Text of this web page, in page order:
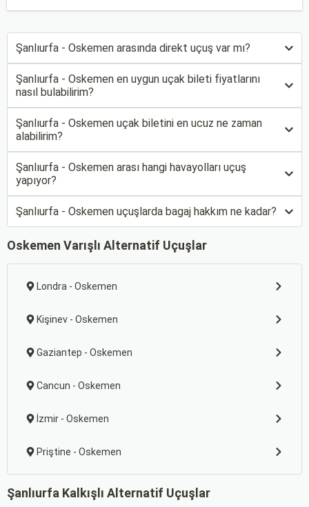
Şanlıurfa - Oskemen arasında direkt uçuş var mı?
Şanlıurfa - Oskemen en uygun uçak bileti fiyatlarını
nasıl bulabilirim?
Şanlıurfa - Oskemen uçak biletini en ucuz ne zaman
alabilirim?
Şanlıurfa - Oskemen arası hangi havayolları uçuş
yapıyor?
Şanlıurfa - Oskemen uçuşlarda bagaj hakkım ne kadar?
Oskemen Varışlı Alternatif Uçuşlar
Londra - Oskemen
Kişinev - Oskemen
Gaziantep - Oskemen
Cancun - Oskemen
İzmir - Oskemen
Priştine - Oskemen
Şanlıurfa Kalkışlı Alternatif Uçuşlar